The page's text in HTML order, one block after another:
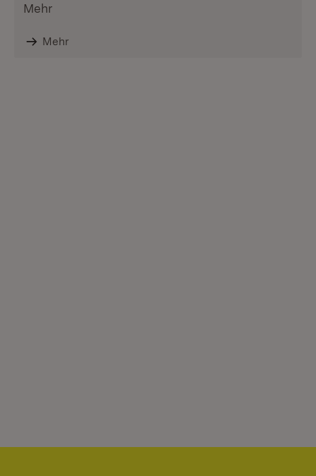
Mehr
Mehr